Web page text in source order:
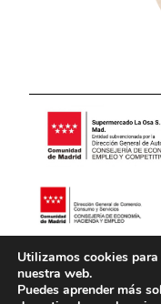
Aviso Legal
Utilizamos cookies
nuestra web.
Puedes aprender más